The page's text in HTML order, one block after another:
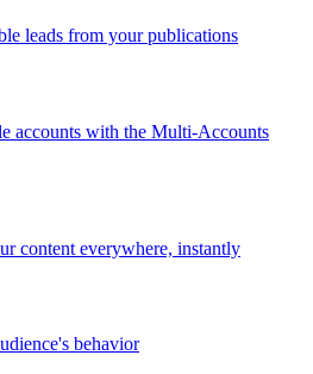
leads from your publications
accounts with the Multi-Accounts
content everywhere, instantly
behavior